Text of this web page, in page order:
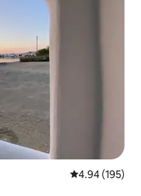
Calificación
4.94 (195)